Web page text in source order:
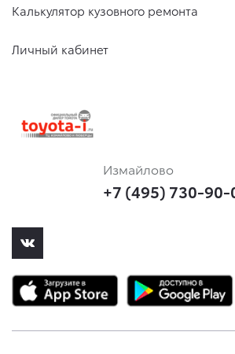
Калькулятор кузовного ремонта
Личный кабинет
Измайлово
+7 (495) 730-90-